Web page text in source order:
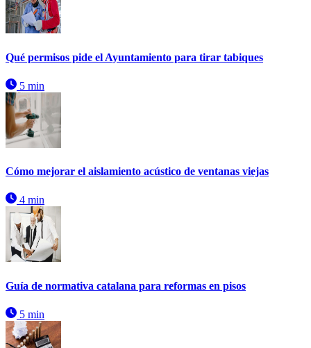
Qué permisos pide el Ayuntamiento para tirar tabiques
5 min
Cómo mejorar el aislamiento acústico de ventanas viejas
4 min
Guía de normativa catalana para reformas en pisos
5 min